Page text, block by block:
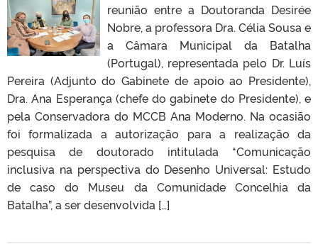
reunião entre a Doutoranda Desirée
Nobre, a professora Dra. Célia Sousa e
a Câmara Municipal da Batalha
(Portugal), representada pelo Dr. Luís
Pereira (Adjunto do Gabinete de apoio ao Presidente),
Dra. Ana Esperança (chefe do gabinete do Presidente), e
pela Conservadora do MCCB Ana Moderno. Na ocasião
foi formalizada a autorização para a realização da
pesquisa de doutorado intitulada “Comunicação
inclusiva na perspectiva do Desenho Universal: Estudo
de caso do Museu da Comunidade Concelhia da
Batalha”, a ser desenvolvida […]